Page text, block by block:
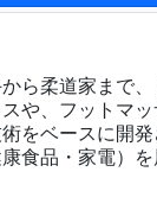
ら柔道家まで
や、フットマ
をベースに開
食品・家電）